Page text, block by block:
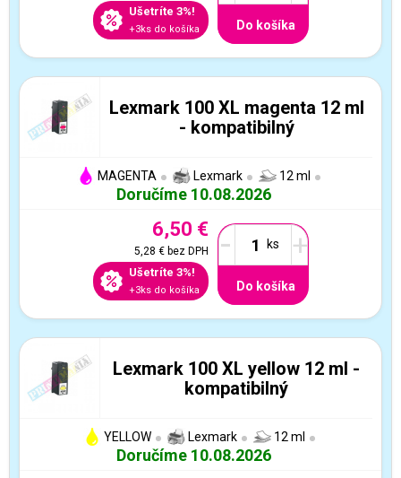
Ušetríte 3%!
+3ks do košíka Do košíka
Lexmark 100 XL magenta 12 ml
- kompatibilný
MAGENTA Lexmark 12 ml
Doručíme 10.08.2026
6,50 €
5,28 €bez DPH
Ušetríte 3%!
+3ks do košíka
- +
Do košíka
Lexmark 100 XL yellow 12 ml -
kompatibilný
YELLOW Lexmark 12 ml
Doručíme 10.08.2026